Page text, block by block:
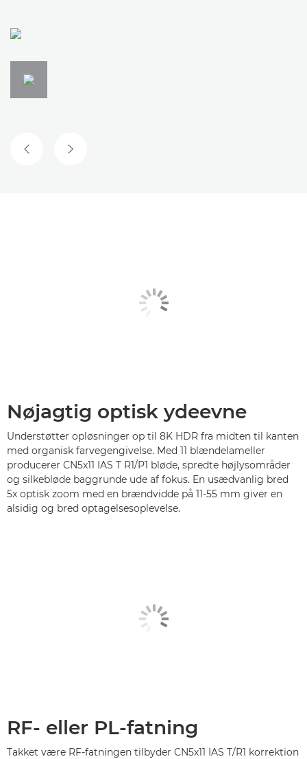
FORRIGE SLIDENÆSTE SLIDE
Nøjagtig optisk ydeevne
Understøtter opløsninger op til 8K HDR fra midten til kanten
med organisk farvegengivelse. Med 11 blændelameller
producerer CN5x11 IAS T R1/P1 bløde, spredte højlysområder
og silkebløde baggrunde ude af fokus. En usædvanlig bred
5x optisk zoom med en brændvidde på 11-55 mm giver en
alsidig og bred optagelsesoplevelse.
RF- eller PL-fatning
Takket være RF-fatningen tilbyder CN5x11 IAS T/R1 korrektion